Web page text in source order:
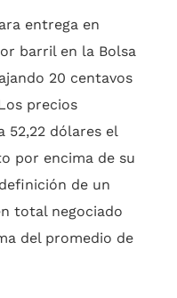
entrega en
barril en la Bolsa
20 centavos
precios
52,22 dólares el
por encima de su
de un
total negociado
del promedio de